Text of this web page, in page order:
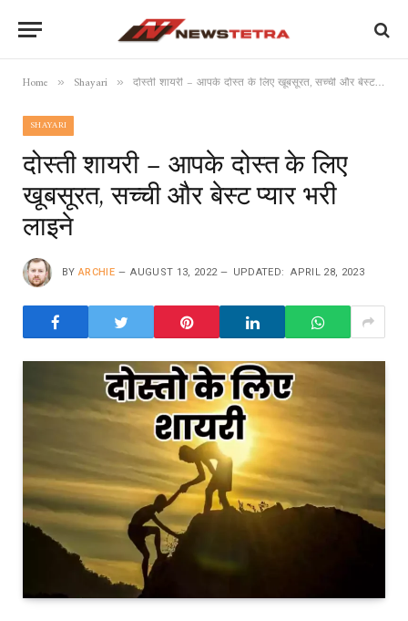
Home » Shayari » दोस्ती शायरी – आपके दोस्त के लिए खूबसूरत, सच्ची और बेस्ट प्यार भरी लाइने
SHAYARI
दोस्ती शायरी – आपके दोस्त के लिए
खूबसूरत, सच्ची और बेस्ट प्यार भरी
लाइने
BY ARCHIE AUGUST 13, 2022 UPDATED: APRIL 28, 2023